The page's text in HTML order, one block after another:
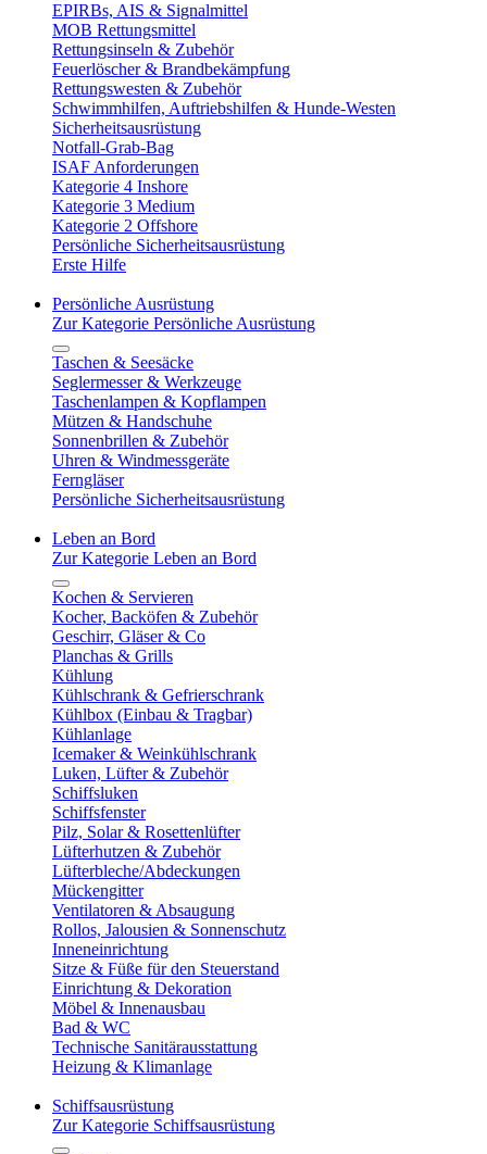
EPIRBs, AIS & Signalmittel
MOB Rettungsmittel
Rettungsinseln & Zubehör
Feuerlöscher & Brandbekämpfung
Rettungswesten & Zubehör
Schwimmhilfen, Auftriebshilfen & Hunde-Westen
Sicherheitsausrüstung
Notfall-Grab-Bag
ISAF Anforderungen
Kategorie 4 Inshore
Kategorie 3 Medium
Kategorie 2 Offshore
Persönliche Sicherheitsausrüstung
Erste Hilfe
Persönliche Ausrüstung
Zur Kategorie Persönliche Ausrüstung
Taschen & Seesäcke
Seglermesser & Werkzeuge
Taschenlampen & Kopflampen
Mützen & Handschuhe
Sonnenbrillen & Zubehör
Uhren & Windmessgeräte
Ferngläser
Persönliche Sicherheitsausrüstung
Leben an Bord
Zur Kategorie Leben an Bord
Kochen & Servieren
Kocher, Backöfen & Zubehör
Geschirr, Gläser & Co
Planchas & Grills
Kühlung
Kühlschrank & Gefrierschrank
Kühlbox (Einbau & Tragbar)
Kühlanlage
Icemaker & Weinkühlschrank
Luken, Lüfter & Zubehör
Schiffsluken
Schiffsfenster
Pilz, Solar & Rosettenlüfter
Lüfterhutzen & Zubehör
Lüfterbleche/Abdeckungen
Mückengitter
Ventilatoren & Absaugung
Rollos, Jalousien & Sonnenschutz
Inneneinrichtung
Sitze & Füße für den Steuerstand
Einrichtung & Dekoration
Möbel & Innenausbau
Bad & WC
Technische Sanitärausstattung
Heizung & Klimanlage
Schiffsausrüstung
Zur Kategorie Schiffsausrüstung